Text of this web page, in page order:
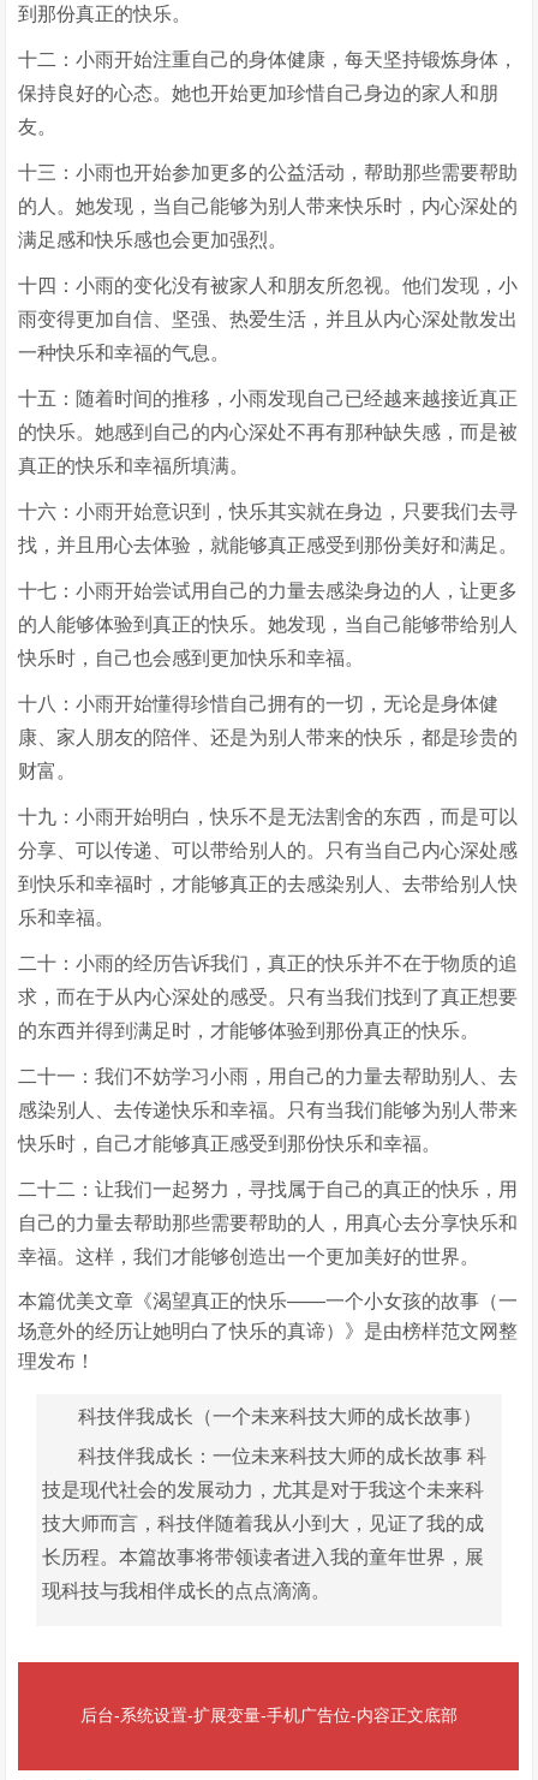
到那份真正的快乐。
十二：小雨开始注重自己的身体健康，每天坚持锻炼身体，
保持良好的心态。她也开始更加珍惜自己身边的家人和朋
友。
十三：小雨也开始参加更多的公益活动，帮助那些需要帮助
的人。她发现，当自己能够为别人带来快乐时，内心深处的
满足感和快乐感也会更加强烈。
十四：小雨的变化没有被家人和朋友所忽视。他们发现，小
雨变得更加自信、坚强、热爱生活，并且从内心深处散发出
一种快乐和幸福的气息。
十五：随着时间的推移，小雨发现自己已经越来越接近真正
的快乐。她感到自己的内心深处不再有那种缺失感，而是被
真正的快乐和幸福所填满。
十六：小雨开始意识到，快乐其实就在身边，只要我们去寻
找，并且用心去体验，就能够真正感受到那份美好和满足。
十七：小雨开始尝试用自己的力量去感染身边的人，让更多
的人能够体验到真正的快乐。她发现，当自己能够带给别人
快乐时，自己也会感到更加快乐和幸福。
十八：小雨开始懂得珍惜自己拥有的一切，无论是身体健
康、家人朋友的陪伴、还是为别人带来的快乐，都是珍贵的
财富。
十九：小雨开始明白，快乐不是无法割舍的东西，而是可以
分享、可以传递、可以带给别人的。只有当自己内心深处感
到快乐和幸福时，才能够真正的去感染别人、去带给别人快
乐和幸福。
二十：小雨的经历告诉我们，真正的快乐并不在于物质的追
求，而在于从内心深处的感受。只有当我们找到了真正想要
的东西并得到满足时，才能够体验到那份真正的快乐。
二十一：我们不妨学习小雨，用自己的力量去帮助别人、去
感染别人、去传递快乐和幸福。只有当我们能够为别人带来
快乐时，自己才能够真正感受到那份快乐和幸福。
二十二：让我们一起努力，寻找属于自己的真正的快乐，用
自己的力量去帮助那些需要帮助的人，用真心去分享快乐和
幸福。这样，我们才能够创造出一个更加美好的世界。
本篇优美文章《渴望真正的快乐——一个小女孩的故事（一
场意外的经历让她明白了快乐的真谛）》是由榜样范文网整
理发布！
科技伴我成长（一个未来科技大师的成长故事）
科技伴我成长：一位未来科技大师的成长故事 科
技是现代社会的发展动力，尤其是对于我这个未来科
技大师而言，科技伴随着我从小到大，见证了我的成
长历程。本篇故事将带领读者进入我的童年世界，展
现科技与我相伴成长的点点滴滴。
后台-系统设置-扩展变量-手机广告位-内容正文底部